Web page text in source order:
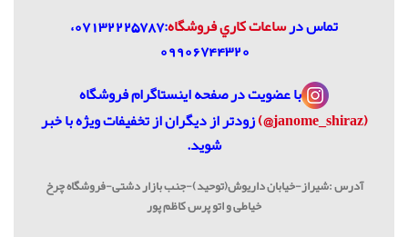
تماس درساعات كاري فروشگاه
:07132225787،
09906744320
با عضویت درصفحه اینستاگرام فروشگاه
(janome_shiraz@)
زودتر از دیگران از تخفیفات ویژه با خبر
شوید.
آدرس :شیراز-خیابان داریوش(توحید)-جنب بازار دشتی-فروشگاه چرخ
خیاطی و اتو پرس کاظم پور